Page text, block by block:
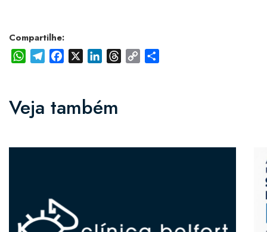
Compartilhe:
WhatsAppTelegramFacebook LinkedInThreadsCopy
Veja também